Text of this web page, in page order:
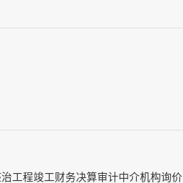
工程竣工财务决算审计中介机构询价